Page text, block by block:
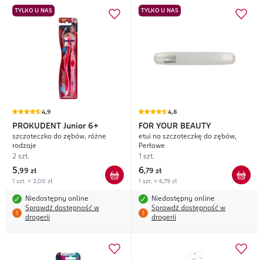
TYLKO U NAS
4,9
PROKUDENT Junior 6+
szczoteczka do zębów, różne
rodzaje
2 szt.
5,99 zł
1 szt. = 3,00 zł
Niedostępny online
Sprawdź dostępność w
drogerii
TYLKO U NAS
4,8
FOR YOUR BEAUTY
etui na szczoteczkę do zębów,
Perłowe
1 szt.
6,79 zł
1 szt. = 6,79 zł
Niedostępny online
Sprawdź dostępność w
drogerii